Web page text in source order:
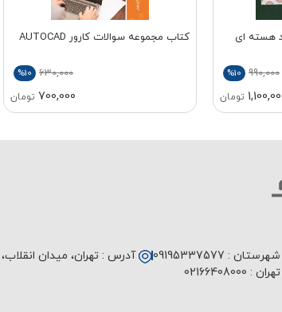
هسته ای
990,000
%10
تومان
کتاب مجموعه سوالات کارور AUTOCAD
630,000
%10
700,000 تومان
شهرستان : 09195337577
:
02166408000
آدرس : تهران، میدان انقلاب،